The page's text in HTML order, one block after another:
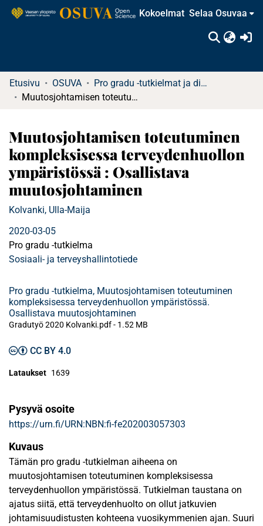
Kokoelmat Selaa Osuvaa
Etusivu OSUVA
Pro gradu -tutkielmat ja diplomityöt
Muutosjohtamisen toteutuminen kompleksisessa terveydenhuollon ympäristössä : Osallistava muutosjohtaminen
Muutosjohtamisen toteutuminen
kompleksisessa terveydenhuollon
ympäristössä : Osallistava
muutosjohtaminen
Kolvanki, Ulla-Maija
2020-03-05
Pro gradu -tutkielma
Sosiaali- ja terveyshallintotiede
Pro gradu -tutkielma, Muutosjohtamisen toteutuminen
kompleksisessa terveydenhuollon ympäristössä.
Osallistava muutosjohtaminen
Gradutyö 2020 Kolvanki.pdf - 1.52 MB
CC BY 4.0
Lataukset 1639
Pysyvä osoite
https://urn.fi/URN:NBN:fi-fe202003057303
Kuvaus
Tämän pro gradu -tutkielman aiheena on
muutosjohtamisen toteutuminen kompleksisessa
terveydenhuollon ympäristössä. Tutkielman taustana on
ajatus siitä, että terveydenhuolto on ollut jatkuvien
johtamisuudistusten kohteena vuosikymmenien ajan. Suuri